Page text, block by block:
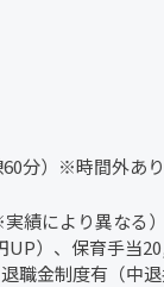
60分）※時間外あ
績により異なる
UP）、保育手当
職金制度有（中